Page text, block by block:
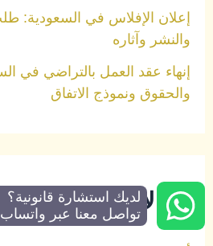
إعلان الإفلاس في السعودية:
والنشر وآثاره
إنهاء عقد العمل بالتراضي في
والحقوق ونموذج الاتفاق
مجالات الخبرة
لديك استشارة قانونية؟
تواصل معنا عبر واتساب